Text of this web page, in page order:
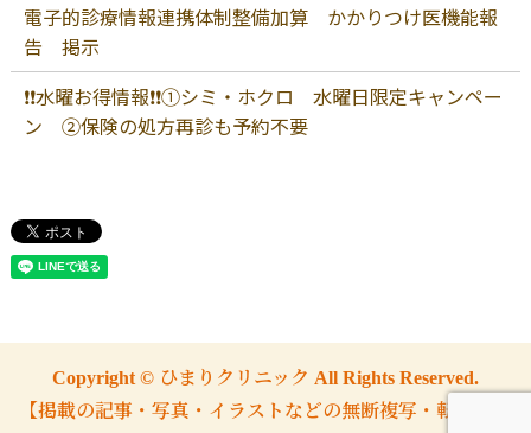
電子的診療情報連携体制整備加算 かかりつけ医機能報
告 掲示
❗❗水曜お得情報❗❗①シミ・ホクロ 水曜日限定キャンペー
ン ②保険の処方再診も予約不要
Copyright © ひまりクリニック All Rights Reserved.
【掲載の記事・写真・イラストなどの無断複写・転載を禁